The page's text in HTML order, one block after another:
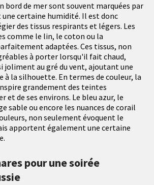
bord de mer sont souvent marquées par
une certaine humidité. Il est donc
des tissus respirants et légers. Les
comme le lin, le coton ou la
adaptées. Ces tissus, non
à porter lorsqu'il fait chaud,
joliment au gré du vent, ajoutant une
à la silhouette. En termes de couleur, la
grandement des teintes
et de ses environs. Le bleu azur, le
sable ou encore les nuances de corail
non seulement évoquent le
apportent également une certaine
pour une soirée